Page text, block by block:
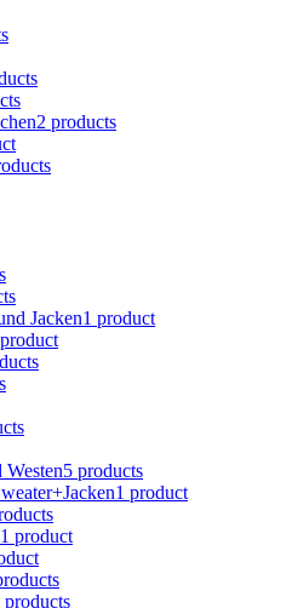
2 products
Jacken1 product
Westen5 products
1 product
1 product
products